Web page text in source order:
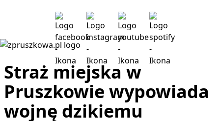
Straż miejska w
Pruszkowie wypowiada
wojnę dzikiemu